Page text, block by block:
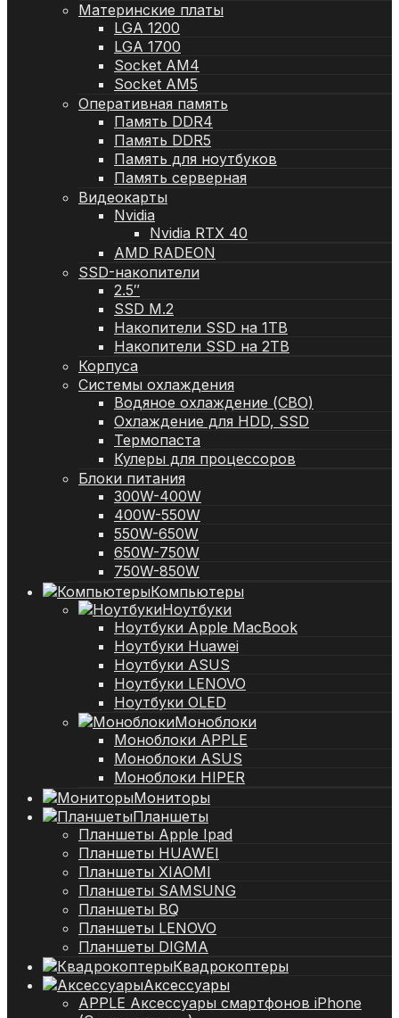
Материнские платы
LGA 1200
LGA 1700
Socket AM4
Socket AM5
Оперативная память
Память DDR4
Память DDR5
Память для ноутбуков
Память серверная
Видеокарты
Nvidia
Nvidia RTX 40
AMD RADEON
SSD-накопители
2.5″
SSD M.2
Накопители SSD на 1TB
Накопители SSD на 2TB
Корпуса
Системы охлаждения
Водяное охлаждение (СВО)
Охлаждение для HDD, SSD
Термопаста
Кулеры для процессоров
Блоки питания
300W-400W
400W-550W
550W-650W
650W-750W
750W-850W
Компьютеры
Ноутбуки
Ноутбуки Apple MacBook
Ноутбуки Huawei
Ноутбуки ASUS
Ноутбуки LENOVO
Ноутбуки OLED
Моноблоки
Моноблоки APPLE
Моноблоки ASUS
Моноблоки HIPER
Мониторы
Планшеты
Планшеты Apple Ipad
Планшеты HUAWEI
Планшеты XIAOMI
Планшеты SAMSUNG
Планшеты BQ
Планшеты LENOVO
Планшеты DIGMA
Квадрокоптеры
Аксессуары
APPLE Аксессуары смартфонов iPhone